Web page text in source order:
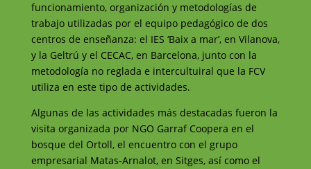
funcionamiento, organización y metodologías de
trabajo utilizadas por el equipo pedagógico de dos
centros de enseñanza: el IES ‘Baix a mar’, en Vilanova,
y la Geltrú y el CECAC, en Barcelona, junto con la
metodología no reglada e intercultuiral que la FCV
utiliza en este tipo de actividades.
Algunas de las actividades más destacadas fueron la
visita organizada por NGO Garraf Coopera en el
bosque del Ortoll, el encuentro con el grupo
empresarial Matas-Arnalot, en Sitges, así como el